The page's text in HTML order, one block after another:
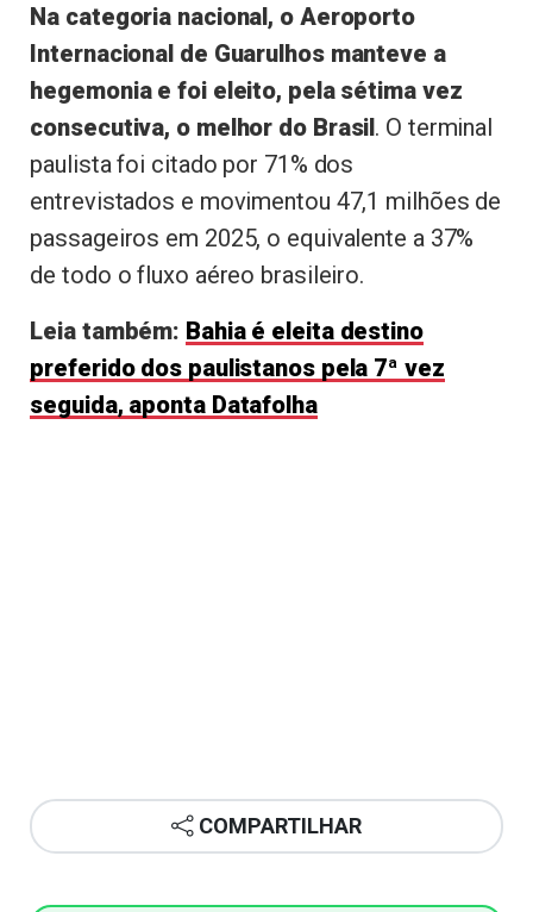
Na categoria nacional, o Aeroporto
Internacional de Guarulhos manteve a
hegemonia e foi eleito, pela sétima vez
consecutiva, o melhor do Brasil . O terminal
paulista foi citado por 71% dos
entrevistados e movimentou 47,1 milhões de
passageiros em 2025, o equivalente a 37%
de todo o fluxo aéreo brasileiro.
Leia também: Bahia é eleita destino
preferido dos paulistanos pela 7ª vez
seguida, aponta Datafolha
COMPARTILHAR